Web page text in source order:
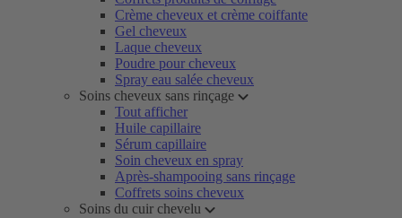
Crème cheveux et crème coiffante
Gel cheveux
Laque cheveux
Poudre pour cheveux
Spray eau salée cheveux
Soins cheveux sans rinçage
Tout afficher
Huile capillaire
Sérum capillaire
Soin cheveux en spray
Après-shampooing sans rinçage
Coffrets soins cheveux
Soins du cuir chevelu